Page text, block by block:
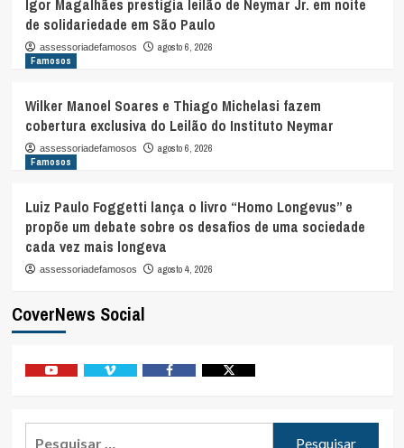
Igor Magalhães prestigia leilão de Neymar Jr. em noite
de solidariedade em São Paulo
assessoriadefamosos
agosto 6, 2026
Famosos
Wilker Manoel Soares e Thiago Michelasi fazem
cobertura exclusiva do Leilão do Instituto Neymar
assessoriadefamosos
agosto 6, 2026
Famosos
Luiz Paulo Foggetti lança o livro “Homo Longevus” e
propõe um debate sobre os desafios de uma sociedade
cada vez mais longeva
assessoriadefamosos agosto 4, 2026
CoverNews Social